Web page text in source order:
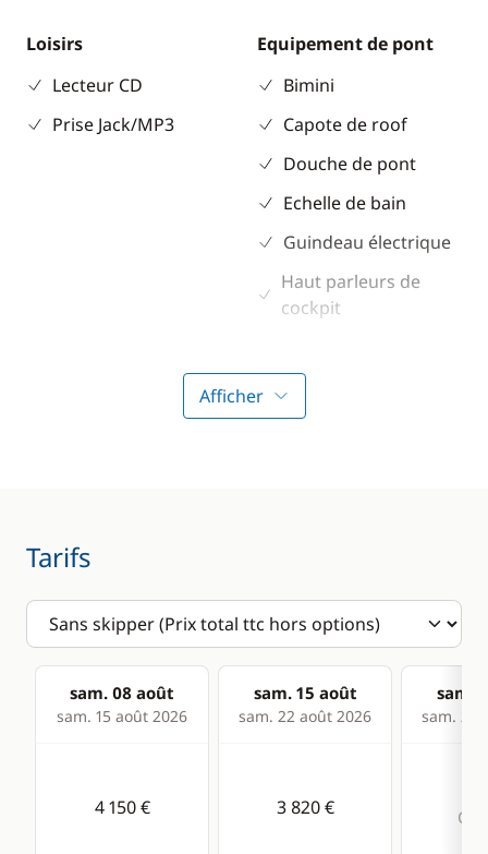
Loisirs
Lecteur CD
Prise Jack/MP3
Equipement de pont
Bimini
Capote de roof
Douche de pont
Echelle de bain
Guindeau électrique
Haut parleurs de
cockpit
Loch - Speedo
Radar anti-collision
Afficher
Tarifs
sam. 08 août
sam. 15 août 2026
sam. 15 août
sam. 22 août 2026
sam.
sam. 29
4 150 € 3 820 €